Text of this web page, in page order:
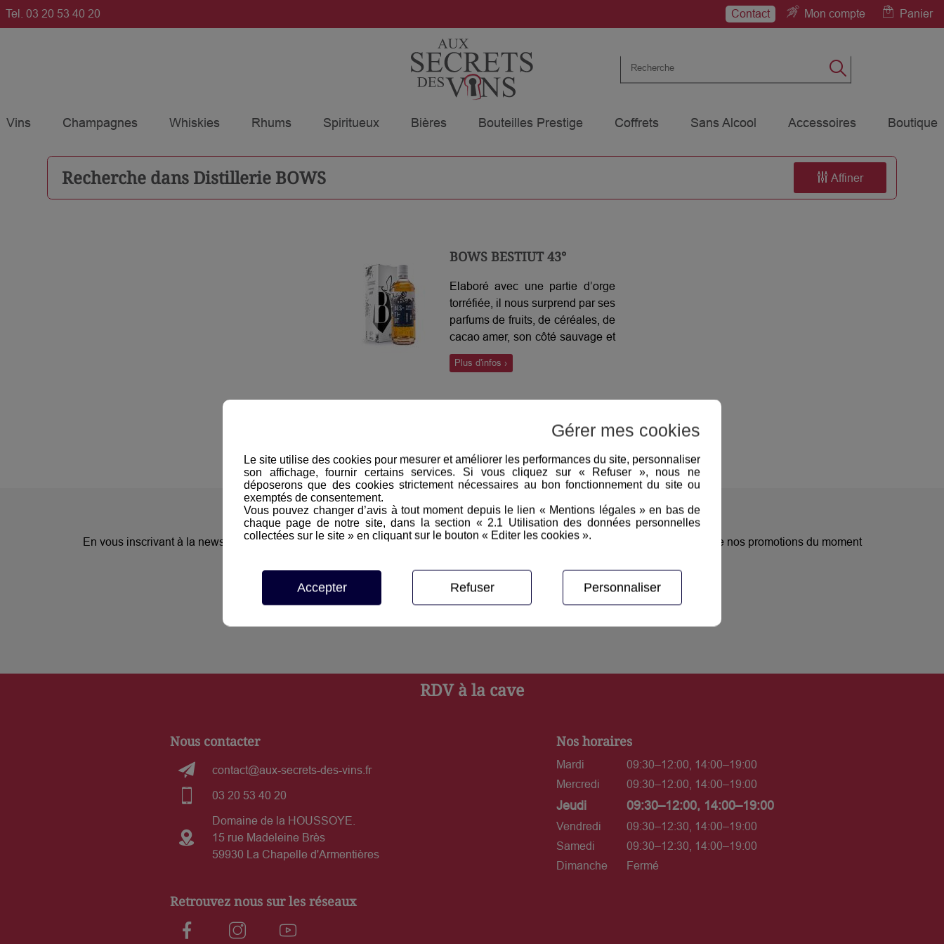
Tel. 03 20 53 40 20 Contact Mon compte Panier
Vins Champagnes Whiskies Rhums Spiritueux Bières Bouteilles Prestige Coffrets Sans Alcool Accessoires Boutique
Recherche dans Distillerie BOWS Affiner
BOWS BESTIUT 43°
Elaboré avec une partie d’orge
torréfiée, il nous surprend par ses
parfums de fruits, de céréales, de
cacao amer, son côté sauvage et
sa grande sapidité qui nous dit «
reviens-y ».
Plus d'infos ›
Inscription à la newsletter
En vous inscrivant à la newsletter, vous serez informé en avant première des nos soirées dégustation, nos nouveautés, ou encore nos promotions du moment
reCAPTCHA est désactivé. Autoriser
RDV à la cave
Nous contacter
contact@aux-secrets-des-vins.fr
03 20 53 40 20
Domaine de la HOUSSOYE.
15 rue Madeleine Brès
59930 La Chapelle d'Armentières
Retrouvez nous sur les réseaux
Nos horaires
Mardi
09:30–12:00, 14:00–19:00
Mercredi
09:30–12:00, 14:00–19:00
Jeudi 09:30–12:00, 14:00–19:00
Vendredi
09:30–12:30, 14:00–19:00
Samedi
09:30–12:30, 14:00–19:00
Dimanche
Fermé
Gérer mes cookies
Le site utilise des cookies pour mesurer et améliorer les performances du site, personnaliser
son affichage, fournir certains services. Si vous cliquez sur « Refuser », nous ne
déposerons que des cookies strictement nécessaires au bon fonctionnement du site ou
exemptés de consentement.
Vous pouvez changer d’avis à tout moment depuis le lien « Mentions légales » en bas de
chaque page de notre site, dans la section « 2.1 Utilisation des données personnelles
collectées sur le site » en cliquant sur le bouton « Editer les cookies ».
Accepter Refuser Personnaliser